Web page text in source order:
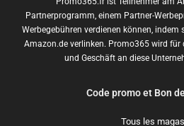
Partnerprogramm, einem Partner-
Werbegebühren verdienen können,
Amazon.de verlinken. Promo365 wird für
und Geschäft an diese
Code promo et Bon
Tous les